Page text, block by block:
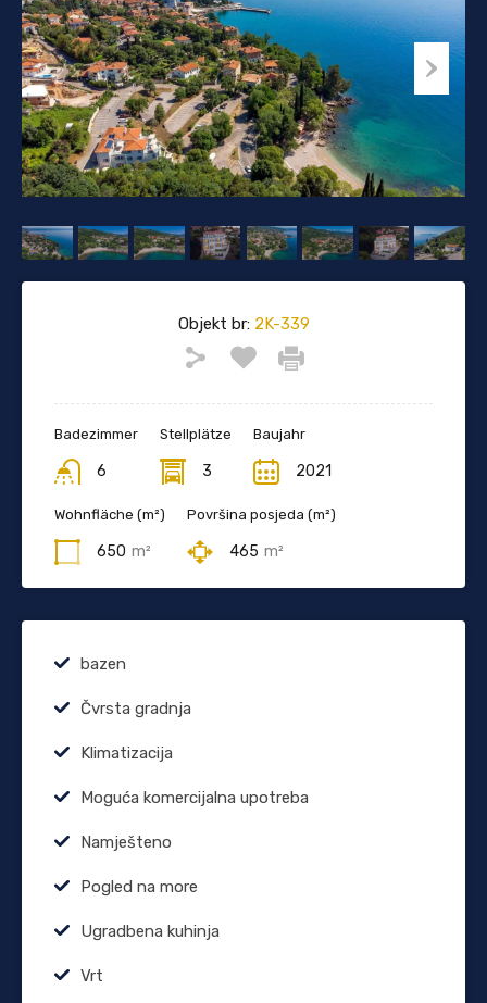
Objekt br:2K-339
Badezimmer
6
Stellplätze
3
Baujahr
2021
Wohnfläche (m²)
650 m²
Površina posjeda (m²)
465 m²
bazen
Čvrsta gradnja
Klimatizacija
Moguća komercijalna upotreba
Namješteno
Pogled na more
Ugradbena kuhinja
Vrt